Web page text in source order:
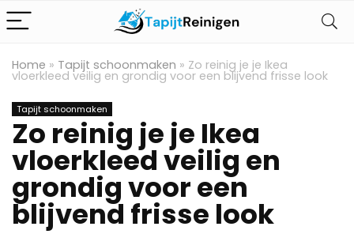
Home » Tapijt schoonmaken » Zo reinig je je Ikea
vloerkleed veilig en grondig voor een blijvend frisse look
Tapijt schoonmaken
Zo reinig je je Ikea
vloerkleed veilig en
grondig voor een
blijvend frisse look